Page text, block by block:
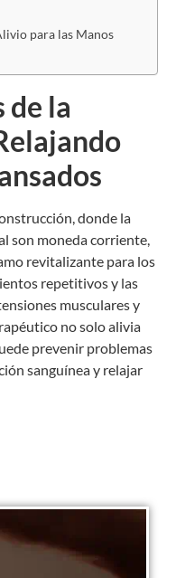
para las Manos
de la
donde la
son moneda corriente,
revitalizante para los
repetitivos y las
musculares y
no solo alivia
prevenir problemas
sanguínea y relajar